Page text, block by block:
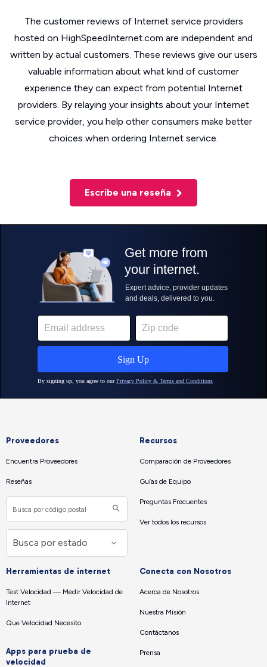
The customer reviews of Internet service providers
hosted on HighSpeedInternet.com are independent and
written by actual customers. These reviews give our users
valuable information about what kind of customer
experience they can expect from potential Internet
providers. By relaying your insights about your Internet
service provider, you help other consumers make better
choices when ordering Internet service.
Escribe una reseña
Proveedores
Encuentra Proveedores
Reseñas
Recursos
Comparación de Proveedores
Guías de Equipo
Preguntas Frecuentes
Ver todos los recursos
Herramientas de internet
Test Velocidad — Medir Velocidad de
Internet
Que Velocidad Necesito
Apps para prueba de
velocidad
Conecta con Nosotros
Acerca de Nosotros
Nuestra Misión
Contáctanos
Prensa